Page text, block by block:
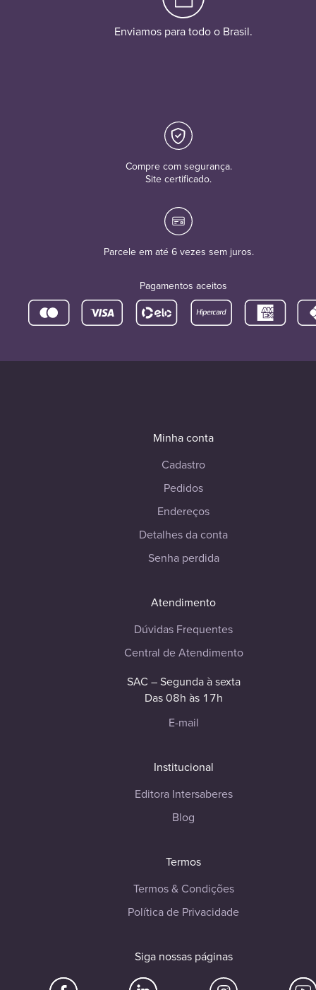
Enviamos para todo o Brasil.
Compre com segurança.
Site certificado.
Parcele em até 6 vezes sem juros.
Pagamentos aceitos
Minha conta
Cadastro
Pedidos
Endereços
Detalhes da conta
Senha perdida
Atendimento
Dúvidas Frequentes
Central de Atendimento
SAC – Segunda à sexta
Das 08h às 17h
E-mail
Institucional
Editora Intersaberes
Blog
Termos
Termos & Condições
Política de Privacidade
Siga nossas páginas